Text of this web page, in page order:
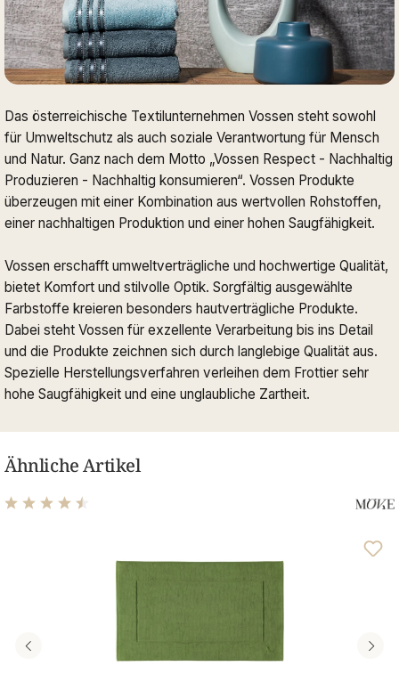
Das österreichische Textilunternehmen Vossen steht sowohl
für Umweltschutz als auch soziale Verantwortung für Mensch
und Natur. Ganz nach dem Motto „Vossen Respect - Nachhaltig
Produzieren - Nachhaltig konsumieren“. Vossen Produkte
überzeugen mit einer Kombination aus wertvollen Rohstoffen,
einer nachhaltigen Produktion und einer hohen Saugfähigkeit.
Vossen erschafft umweltverträgliche und hochwertige Qualität,
bietet Komfort und stilvolle Optik. Sorgfältig ausgewählte
Farbstoffe kreieren besonders hautverträgliche Produkte.
Dabei steht Vossen für exzellente Verarbeitung bis ins Detail
und die Produkte zeichnen sich durch langlebige Qualität aus.
Spezielle Herstellungsverfahren verleihen dem Frottier sehr
hohe Saugfähigkeit und eine unglaubliche Zartheit.
Ähnliche Artikel